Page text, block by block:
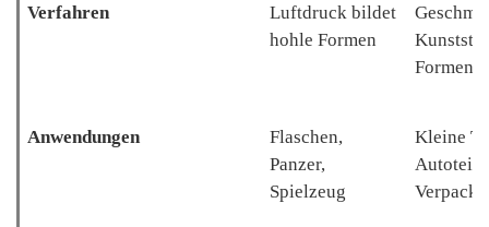
Verfahren
Luftdruck bildet
hohle Formen
Formen
Anwendungen
Flaschen,
Panzer,
Spielzeug
Kleine